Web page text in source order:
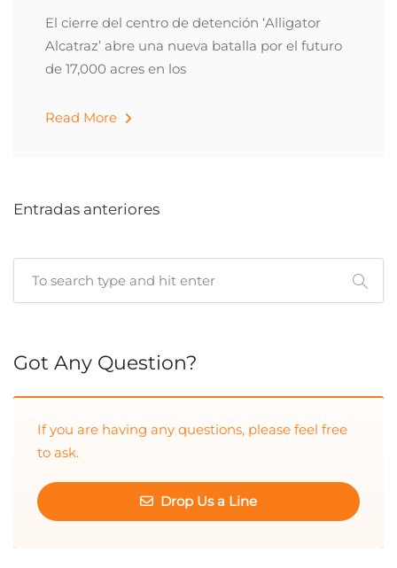
El cierre del centro de detención ‘Alligator
Alcatraz’ abre una nueva batalla por el futuro
de 17,000 acres en los
Read More
Entradas anteriores
Got Any Question?
If you are having any questions, please feel free
to ask.
Drop Us a Line